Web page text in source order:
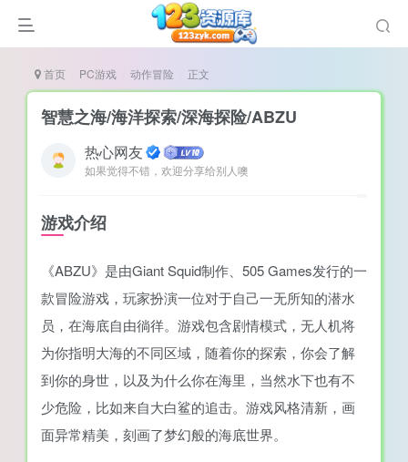
（摸鱼游戏）
首页 PC游戏 动作冒险 正文
智慧之海/海洋探索/深海探险/ABZU
热心网友
如果觉得不错，欢迎分享给别人噢
游戏介绍
《ABZU》是由Giant Squid制作、505 Games发行的一
款冒险游戏，玩家扮演一位对于自己一无所知的潜水
员，在海底自由徜徉。游戏包含剧情模式，无人机将
为你指明大海的不同区域，随着你的探索，你会了解
到你的身世，以及为什么你在海里，当然水下也有不
少危险，比如来自大白鲨的追击。游戏风格清新，画
面异常精美，刻画了梦幻般的海底世界。